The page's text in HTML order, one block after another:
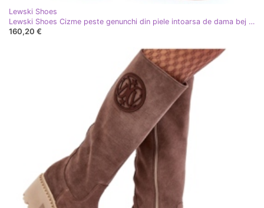
Lewski Shoes
Lewski Shoes Cizme peste genunchi din piele intoarsa de dama bej inchis Lewski 3367
160,20 €